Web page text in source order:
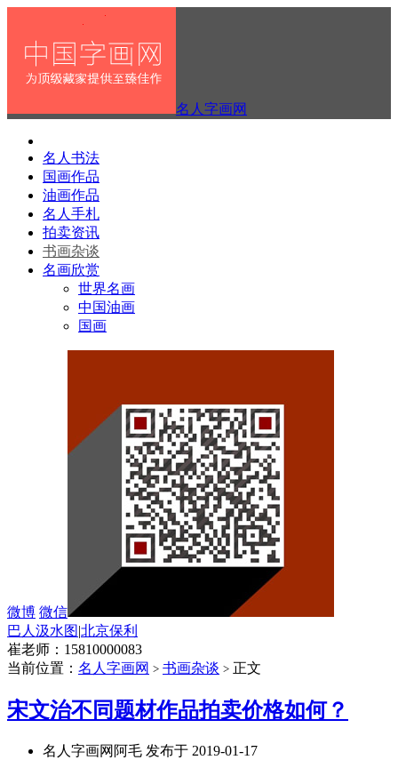
名人字画网
名人书法
国画作品
油画作品
名人手札
拍卖资讯
书画杂谈
名画欣赏
世界名画
中国油画
国画
微博 微信
巴人汲水图|北京保利
崔老师：15810000083
当前位置： 名人字画网 > 书画杂谈 > 正文
宋文治不同题材作品拍卖价格如何？
名人字画网阿毛 发布于 2019-01-17